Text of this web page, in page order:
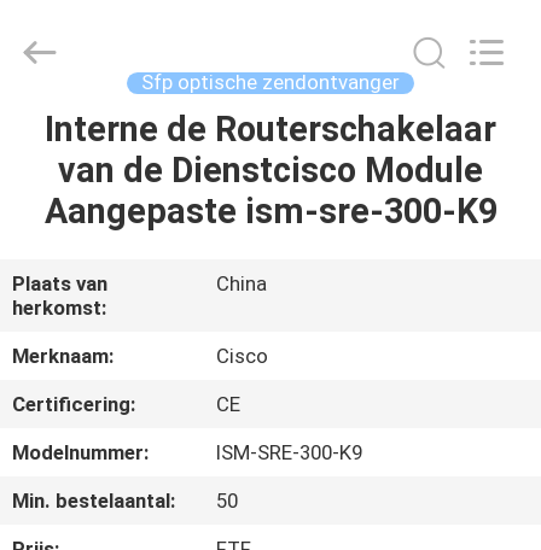
HUIS
PRODUCTEN
VIDEO'S
OVER
ONS
Ltd..
Sfp optische zendontvanger
Interne de Routerschakelaar
van de Dienstcisco Module
Aangepaste ism-sre-300-K9
Plaats van
herkomst:
China
Merknaam:
Cisco
Certificering:
CE
Modelnummer:
ISM-SRE-300-K9
Min. bestelaantal:
50